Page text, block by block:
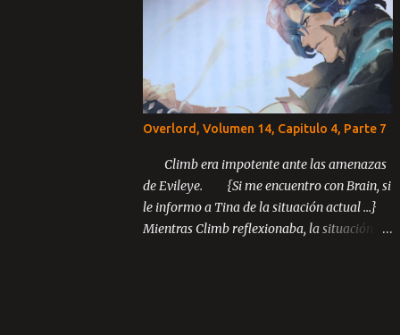
Capítulo 3: El último rey Parte 1 Parte 2
Parte 3 ...
Overlord, Volumen 14, Capitulo 4, Parte 7
Climb era impotente ante las amenazas
de Evileye. {Si me encuentro con Brain, si
le informo a Tina de la situación actual ...}
Mientras Climb reflexionaba, la situación